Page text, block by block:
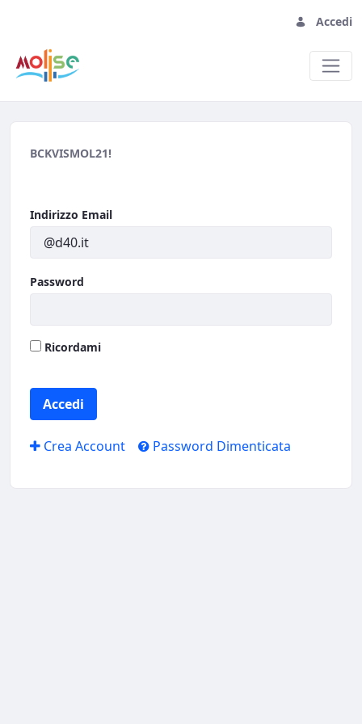
Accedi
Accedi
BCKVISMOL21!
Indirizzo Email
Password
Ricordami
Accedi
Crea Account Password Dimenticata